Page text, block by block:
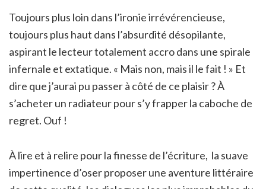
Toujours plus loin dans l’ironie irrévérencieuse,
toujours plus haut dans l’absurdité désopilante,
aspirant le lecteur totalement accro dans une spirale
infernale et extatique. « Mais non, mais il le fait ! » Et
dire que j’aurai pu passer à côté de ce plaisir ? À
s’acheter un radiateur pour s’y frapper la caboche de
regret. Ouf !
À lire et à relire pour la finesse de l’écriture, la suave
impertinence d’oser proposer une aventure littéraire